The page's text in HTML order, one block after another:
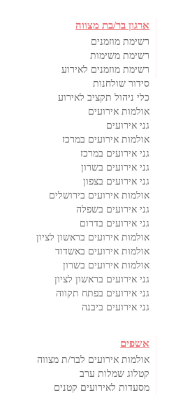
ארגון בר/בת מצווה
רשימת מוזמנים
רשימת משימות
רשימת מוזמנים לאירוע
סידור שולחנות
כלי ניהול תקציב לאירוע
אולמות אירועים
גני אירועים
אולמות אירועים במרכז
גני אירועים במרכז
גני אירועים בשרון
גני אירועים בצפון
אולמות אירועים בירושלים
גני אירועים בשפלה
גני אירועים בדרום
אולמות אירועים בראשון לציון
אולמות אירועים באשדוד
אולמות אירועים בשרון
גני אירועים בראשון לציון
גני אירועים בפתח תקווה
גני אירועים ביבנה
אשפים
אולמות אירועים לבר/ת מצווה
קטלוג שמלות ערב
מסעדות לאירועים קטנים